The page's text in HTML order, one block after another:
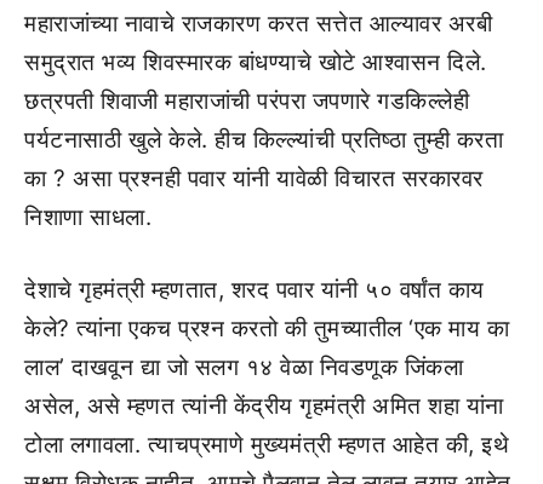
महाराजांच्या नावाचे राजकारण करत सत्तेत आल्यावर अरबी
समुद्रात भव्य शिवस्मारक बांधण्याचे खोटे आश्वासन दिले.
छत्रपती शिवाजी महाराजांची परंपरा जपणारे गडकिल्लेही
पर्यटनासाठी खुले केले. हीच किल्ल्यांची प्रतिष्ठा तुम्ही करता
का ? असा प्रश्नही पवार यांनी यावेळी विचारत सरकारवर
निशाणा साधला.
देशाचे गृहमंत्री म्हणतात, शरद पवार यांनी ५० वर्षांत काय
केले? त्यांना एकच प्रश्न करतो की तुमच्यातील ‘एक माय का
लाल’ दाखवून द्या जो सलग १४ वेळा निवडणूक जिंकला
असेल, असे म्हणत त्यांनी केंद्रीय गृहमंत्री अमित शहा यांना
टोला लगावला. त्याचप्रमाणे मुख्यमंत्री म्हणत आहेत की, इथे